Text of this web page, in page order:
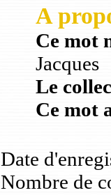
A
Ce mot
Jacques
Le
Ce mot
Date
Nombre de